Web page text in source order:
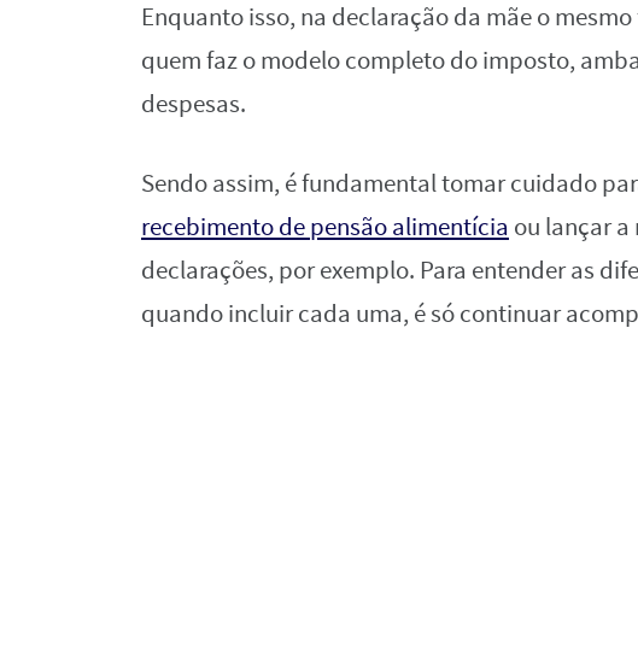
Enquanto isso, na declaração da mãe o
quem faz o modelo completo do imposto,
despesas.
Sendo assim, é fundamental tomar cuidado
recebimento de pensão alimentícia ou lançar a
declarações, por exemplo. Para entender as
quando incluir cada uma, é só continuar